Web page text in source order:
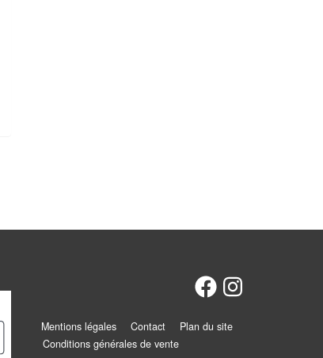
Mentions légales Contact
Plan du site
Conditions générales de vente